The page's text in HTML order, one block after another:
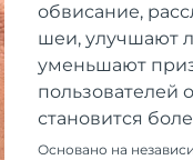
обвисание,
шеи, улучшают
уменьшают
пользователей
становится
Основано на